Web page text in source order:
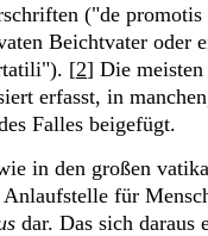
("de
Beichtvater oder
[2] Die
erfasst, in
Falles beigefügt.
in den großen
Anlaufstelle für
dar. Das sich daraus